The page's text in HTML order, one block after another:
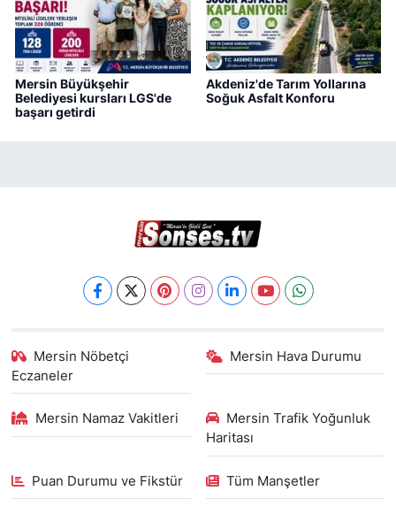
Mersin Büyükşehir
Belediyesi kursları LGS'de
başarı getirdi
Akdeniz'de Tarım Yollarına
Soğuk Asfalt Konforu
Mersin Nöbetçi
Eczaneler
Mersin Hava Durumu
Mersin Namaz Vakitleri
Mersin Trafik Yoğunluk
Haritası
Puan Durumu ve Fikstür Tüm Manşetler